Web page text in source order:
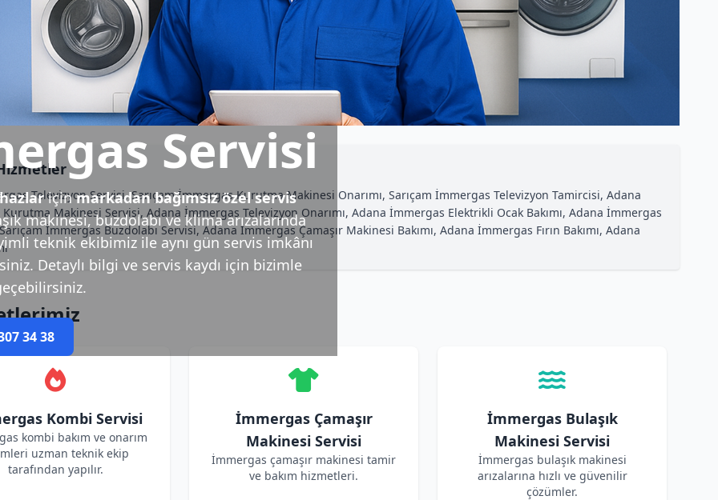
Servisi
içinmarkadan bağımsız özel servis
makinesi, buzdolabı ve klima arızalarında
teknik ekibimiz ile aynı gün servis imkânı
Detaylı bilgi ve servis kaydı için bizimle
34 38
Televizyon Servisi, Sarıçam İmmergas Kurutma Makinesi Onarımı, Sarıçam İmmergas Televizyon Tamircisi, Adana
Makinesi Servisi, Adana İmmergas Televizyon Onarımı, Adana İmmergas Elektrikli Ocak Bakımı, Adana İmmergas
İmmergas Buzdolabı Servisi, Adana İmmergas Çamaşır Makinesi Bakımı, Adana İmmergas Fırın Bakımı, Adana
Kombi Servisi
kombi bakım ve onarım
uzman teknik ekip
tarafından yapılır.
İmmergas Çamaşır
Makinesi Servisi
İmmergas çamaşır makinesi tamir
ve bakım hizmetleri.
İmmergas Bulaşık
Makinesi Servisi
İmmergas bulaşık makinesi
arızalarına hızlı ve güvenilir
çözümler.